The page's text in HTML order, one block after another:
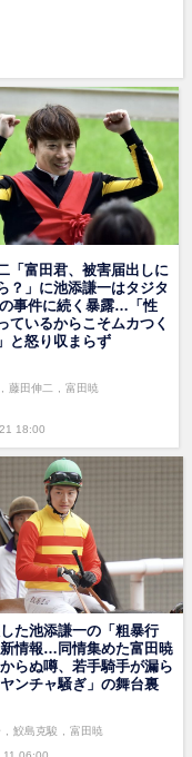
「富田君、被害届出しに
？」に池添謙一はタジタ
事件に続く暴露…「性
ているからこそムカつく
と怒り収まらず
18:00
藤田伸二 富田暁
た池添謙一の「粗暴行
情報…同情集めた富田暁
らぬ噂、若手騎手が漏ら
ンチャ騒ぎ」の舞台裏
鮫島克駿 富田暁